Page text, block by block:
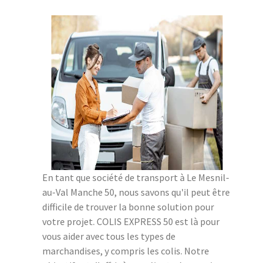
En tant que société de transport à Le Mesnil-
au-Val Manche 50, nous savons qu'il peut être
difficile de trouver la bonne solution pour
votre projet. COLIS EXPRESS 50 est là pour
vous aider avec tous les types de
marchandises, y compris les colis. Notre